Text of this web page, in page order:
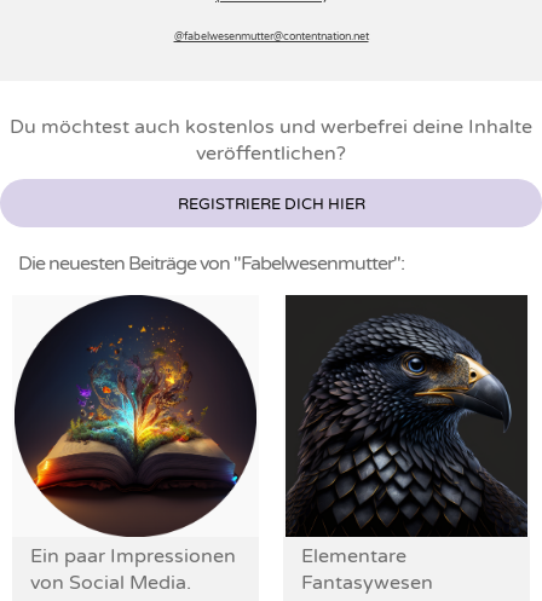
@fabelwesenmutter­@contentnation.net
Die neuesten Beiträge von "Fabelwesenmutter":
Ein paar Impressionen
von Social Media.
Elementare
Fantasywesen
Du möchtest auch kostenlos und werbefrei deine Inhalte
veröffentlichen?
REGISTRIERE DICH HIER